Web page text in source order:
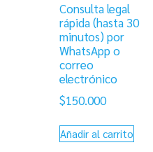
Consulta legal
rápida (hasta 30
minutos) por
WhatsApp o
correo
electrónico
$150.000
Añadir al carrito